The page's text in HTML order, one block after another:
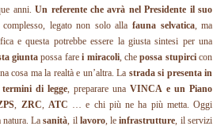
anni.Un referente che avrà nel Presidente il suo
legato non solo alla fauna selvatica, ma
e questa potrebbe essere la giusta sintesi per una
giunta possa farei miracoli, chepossa stupircicon
cosa ma la realtà e un’altra. La strada si presenta in
di legge, preparare unaVINCA e un Piano
, ZRC, ATC … e chi più ne ha più metta. Oggi
natura. Lasanità, il lavoro, leinfrastrutture, il servizi